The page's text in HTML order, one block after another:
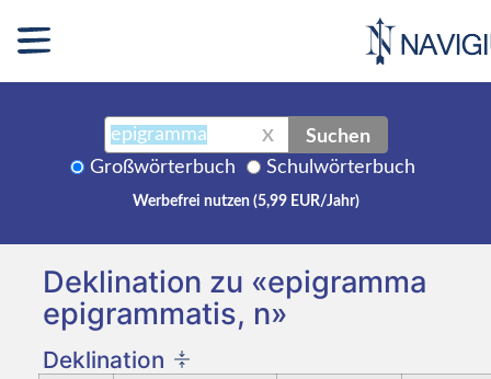
X Suchen
Großwörterbuch Schulwörterbuch
Werbefrei nutzen (5,99 EUR/Jahr)
Deklination zu «epigramma
epigrammatis, n»
Deklination